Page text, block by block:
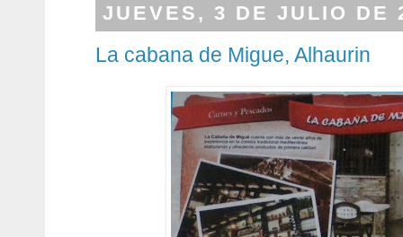
JUEVES, 3 DE JULIO DE
La cabana de Migue, Alhaurin